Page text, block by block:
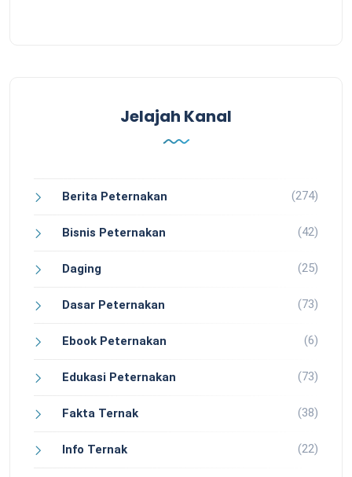
Jelajah Kanal
Berita Peternakan (274)
Bisnis Peternakan (42)
Daging (25)
Dasar Peternakan (73)
Ebook Peternakan (6)
Edukasi Peternakan (73)
Fakta Ternak (38)
Info Ternak (22)